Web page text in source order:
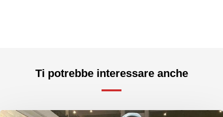
Ti potrebbe interessare anche